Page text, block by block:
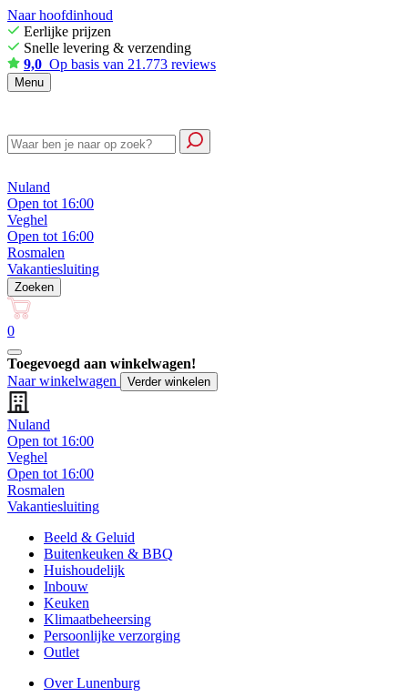
Naar hoofdinhoud
Eerlijke prijzen
Snelle levering & verzending
9,0 Op basis van 21.773 reviews
Menu
Nuland
Open tot 16:00
Veghel
Open tot 16:00
Rosmalen
Vakantiesluiting
Zoeken
0
Toegevoegd aan winkelwagen!
Naar winkelwagen
Verder winkelen
Nuland
Open tot 16:00
Veghel
Open tot 16:00
Rosmalen
Vakantiesluiting
Beeld & Geluid
Buitenkeuken & BBQ
Huishoudelijk
Inbouw
Keuken
Klimaatbeheersing
Persoonlijke verzorging
Outlet
Over Lunenburg